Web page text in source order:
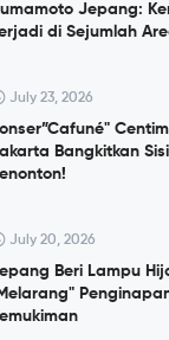
Jepang:
di Sejumlah
July 23, 2026
Bangkitkan Sisi
July 20, 2026
Beri Lampu